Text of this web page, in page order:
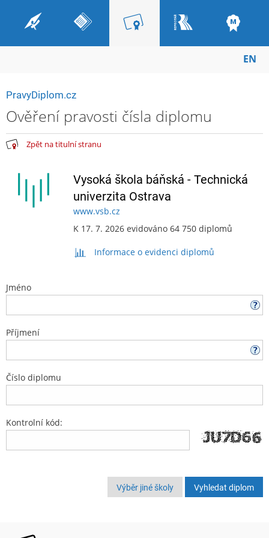
EN
PravyDiplom.cz
Ověření pravosti čísla diplomu
Zpět na titulní stranu
Vysoká škola báňská - Technická
univerzita Ostrava
www.vsb.cz
K 17. 7. 2026 evidováno 64 750 diplomů
Informace o evidenci diplomů
Jméno
Příjmení
Číslo diplomu
Kontrolní kód:
Výběr jiné školy